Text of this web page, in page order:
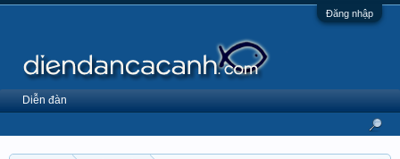
Đăng nhập
Diễn đàn